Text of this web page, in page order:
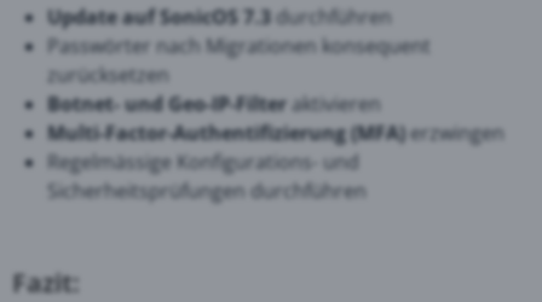
Update auf SonicOS 7.3durchführen
Passwörter nach Migrationen konsequent
zurücksetzen
Botnet- und Geo-IP-Filteraktivieren
Multi-Factor-Authentifizierung (MFA)erzwingen
Regelmässige Konfigurations- und
Sicherheitsprüfungen durchführen
Fazit: